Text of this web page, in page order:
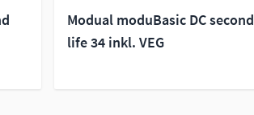
Modual moduBasic DC second
life 34 inkl. VEG